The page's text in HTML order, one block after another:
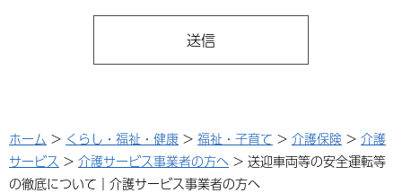
ホーム > くらし・福祉・健康 > 福祉・子育て > 介護保険 > 介護
サービス > 介護サービス事業者の方へ > 送迎車両等の安全運転等
の徹底について｜介護サービス事業者の方へ